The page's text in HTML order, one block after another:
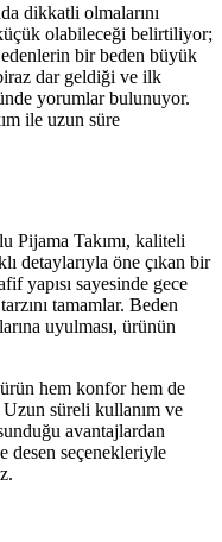
dikkatli olmalarını
olabileceği belirtiliyor;
bir beden büyük
dar geldiği ve ilk
yorumlar bulunuyor.
ile uzun süre
Pijama Takımı, kaliteli
detaylarıyla öne çıkan bir
yapısı sayesinde gece
tamamlar. Beden
uyulması, ürünün
hem konfor hem de
Uzun süreli kullanım ve
avantajlardan
desen seçenekleriyle